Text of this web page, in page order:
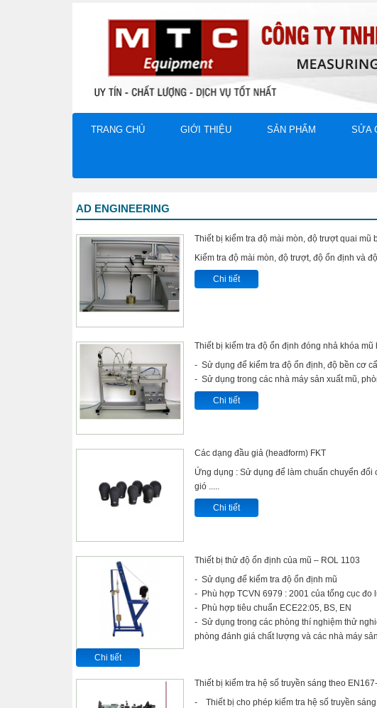
TRANG CHỦ GIỚI THIỆU SẢN PHẨM SỬA
AD ENGINEERING
Thiết bị kiểm tra độ mài mòn, độ trượt quai mũ
Kiểm tra độ mài mòn, độ trượt, độ ổn định và
Chi tiết
Thiết bị kiểm tra độ ổn định đóng nhả khóa mũ
- Sử dụng để kiểm tra độ ổn định, độ bền cơ
- Sử dụng trong các nhà máy sản xuất mũ,
Chi tiết
Các dạng đầu giả (headform) FKT
Ứng dụng : Sử dụng để làm chuẩn chuyển
gió .....
Chi tiết
Thiết bị thử độ ổn định của mũ – ROL 1103
- Sử dụng để kiểm tra độ ổn định mũ
- Phù hợp TCVN 6979 : 2001 của tổng cục đo
- Phù hợp tiêu chuẩn ECE22:05, BS, EN
- Sử dụng trong các phòng thí nghiệm thử
phòng đánh giá chất lượng và các nhà máy
Chi tiết
Thiết bị kiểm tra hệ số truyền sáng theo
- Thiết bị cho phép kiểm tra hệ số truyền